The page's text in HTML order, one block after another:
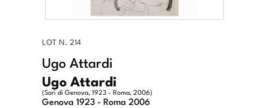
LOT N. 214
Ugo Attardi
(Sori di Genova, 1923 - Roma, 2006)
Ugo Attardi
Genova 1923 - Roma 2006